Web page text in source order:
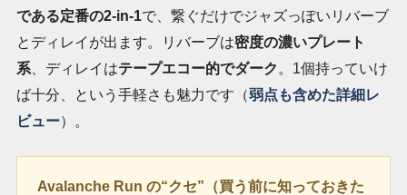
である定番の2-in-1で、繋ぐだけでジャズっぽいリバーブ
とディレイが出ます。リバーブは密度の濃いプレート
系、ディレイはテープエコー的でダーク 。1個持っていけ
ば十分、という手軽さも魅力です（弱点も含めた詳細レ
ビュー）。
Avalanche Run の“クセ”（買う前に知っておきた